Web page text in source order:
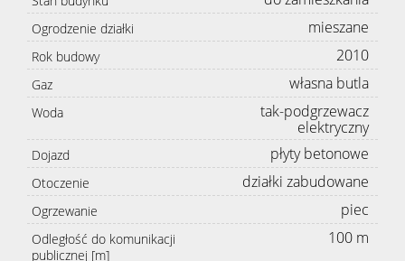
Ogrodzenie działki mieszane
Rok budowy 2010
Gaz własna butla
Woda
tak-podgrzewacz
elektryczny
Dojazd płyty betonowe
Otoczenie działki zabudowane
Ogrzewanie piec
Odległość do komunikacji
publicznej [m]
100 m